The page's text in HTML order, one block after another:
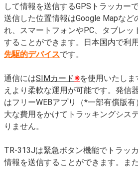
して情報を送信するGPSトラッカーで
送信した位置情報はGoogle Mapなど
れ、スマートフォンやPC、タブレッ
することができます。日本国内で利
先駆的デバイスです。
通信にはSIMカード※を使用いたし
えより柔軟な運用が可能です。発信
はフリーWEBアプリ（*一部有償版
大な費用をかけてトラッキングシス
りません。
TR-313Jは緊急ボタン機能でトラッ
情報を送信することができます。ま